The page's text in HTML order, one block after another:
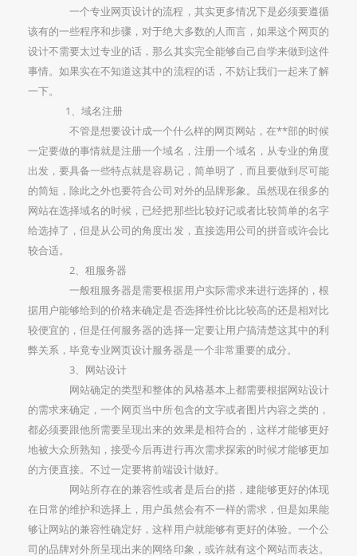
一个专业网页设计的流程，其实更多情况下是必须要遵循
该有的一些程序和步骤，对于绝大多数的人而言，如果这个网页的
设计不需要太过专业的话，那么其实完全能够自己自学来做到这件
事情。如果实在不知道这其中的流程的话，不妨让我们一起来了解
一下。
1、域名注册
不管是想要设计成一个什么样的网页网站，在**部的时候
一定要做的事情就是注册一个域名，注册一个域名，从专业的角度
出发，要具备一些特点就是容易记，简单明了，而且要做到尽可能
的简短，除此之外也要符合公司对外的品牌形象。虽然现在很多的
网站在选择域名的时候，已经把那些比较好记或者比较简单的名字
给选掉了，但是从公司的角度出发，直接选用公司的拼音或许会比
较合适。
2、租服务器
一般租服务器是需要根据用户实际需求来进行选择的，根
据用户能够给到的价格来确定是否选择性价比比较高的还是相对比
较便宜的，但是任何服务器的选择一定要让用户搞清楚这其中的利
弊关系，毕竟专业网页设计服务器是一个非常重要的成分。
3、网站设计
网站确定的类型和整体的风格基本上都需要根据网站设计
的需求来确定，一个网页当中所包含的文字或者图片内容之类的，
都必须要跟他所需要呈现出来的效果是相符合的，这样才能够更好
地被大众所熟知，接受今后再进行再次需求探索的时候才能够更加
的方便直接。不过一定要将前端设计做好。
网站所存在的兼容性或者是后台的搭，建能够更好的体现
在日常的维护和选择上，用户虽然会有不一样的需求，但是如果能
够让网站的兼容性确定好，这样用户就能够有更好的体验。一个公
司的品牌对外所呈现出来的网络印象，或许就有这个网站而表达。